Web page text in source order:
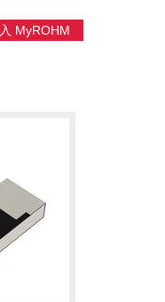
MyROHM